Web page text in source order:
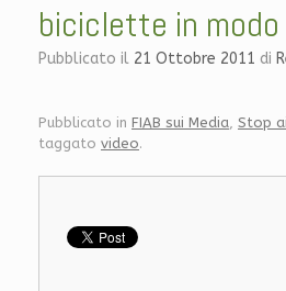
biciclette in
Pubblicato il 21 Ottobre 2011 di
Pubblicato in FIAB sui Media, Stop
taggato video.